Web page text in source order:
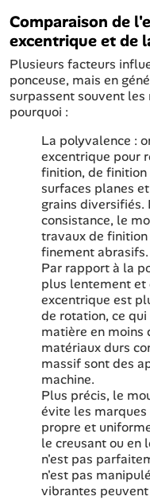
Comparaison de
excentrique et de
Plusieurs facteurs
ponceuse, mais en
surpassent souvent
pourquoi :
La polyvalence :
excentrique pour
finition, de finition
surfaces planes
grains diversifiés.
consistance, le
travaux de
finement abrasifs.
Par rapport à la
plus lentement et
excentrique est
de rotation, ce
matière en moins
matériaux durs
massif sont des
machine.
Plus précis, le
évite les marques
propre et
le creusant ou en
n'est pas
n'est pas
vibrantes